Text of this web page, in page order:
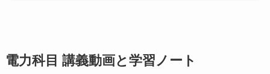
電力科目 講義動画と学習ノート